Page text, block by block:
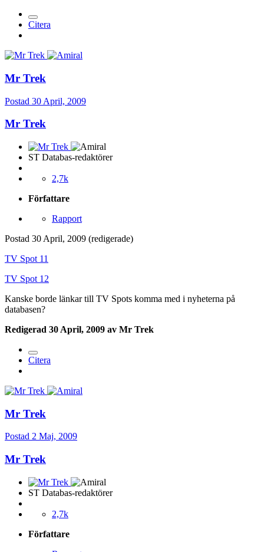
Citera
Mr Trek
Postad 30 April, 2009
Mr Trek
ST Databas-redaktörer
2,7k
Författare
Rapport
Postad 30 April, 2009 (redigerade)
TV Spot 11
TV Spot 12
Kanske borde länkar till TV Spots komma med i nyheterna på
databasen?
Redigerad 30 April, 2009 av Mr Trek
Citera
Mr Trek
Postad 2 Maj, 2009
Mr Trek
ST Databas-redaktörer
2,7k
Författare